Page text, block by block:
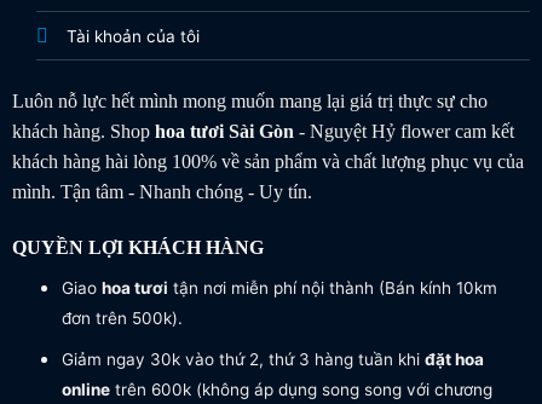
Tài khoản của tôi
Luôn nỗ lực hết mình mong muốn mang lại giá trị thực sự cho
khách hàng. Shop hoa tươiSài Gòn - Nguyệt Hỷ flower cam kết
khách hàng hài lòng 100% về sản phẩm và chất lượng phục vụ của
mình. Tận tâm - Nhanh chóng - Uy tín.
QUYỀN LỢI KHÁCH HÀNG
Giao hoa tươi tận nơi miễn phí nội thành (Bán kính 10km
đơn trên 500k).
Giảm ngay 30k vào thứ 2, thứ 3 hàng tuần khi đặt hoa
onlinetrên 600k (không áp dụng song song với chương